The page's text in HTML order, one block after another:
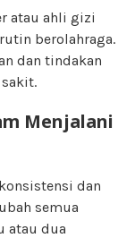
atau ahli gizi
berolahraga.
dan tindakan
Menjalani
dan
semua
atau dua